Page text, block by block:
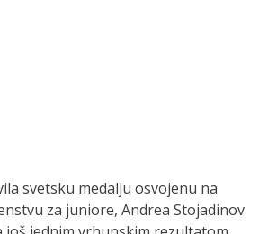
svetsku medalju osvojenu na
za juniore, Andrea Stojadinov